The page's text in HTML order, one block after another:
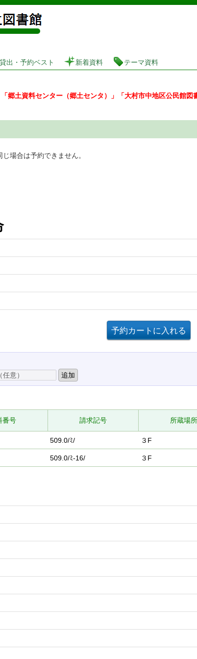
図書館 蔵書検索・予約システム
貸出・予約ベスト 新着資料 テーマ資料
郷土資料センター（郷土センタ）」「大村市中地区公民館
場合は予約できません。
番号 請求記号 所蔵場所
509.0/ﾐ/ ３F
509.0/ﾐ-16/ ３F